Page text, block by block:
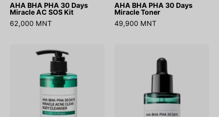
AHA BHA PHA 30 Days
Miracle AC SOS Kit
62,000 MNT
AHA BHA PHA 30 Days
Miracle Toner
49,900 MNT
AHA
BHA
PHA
30
Days
Miracle
BHA
PHA
Days
Miracle